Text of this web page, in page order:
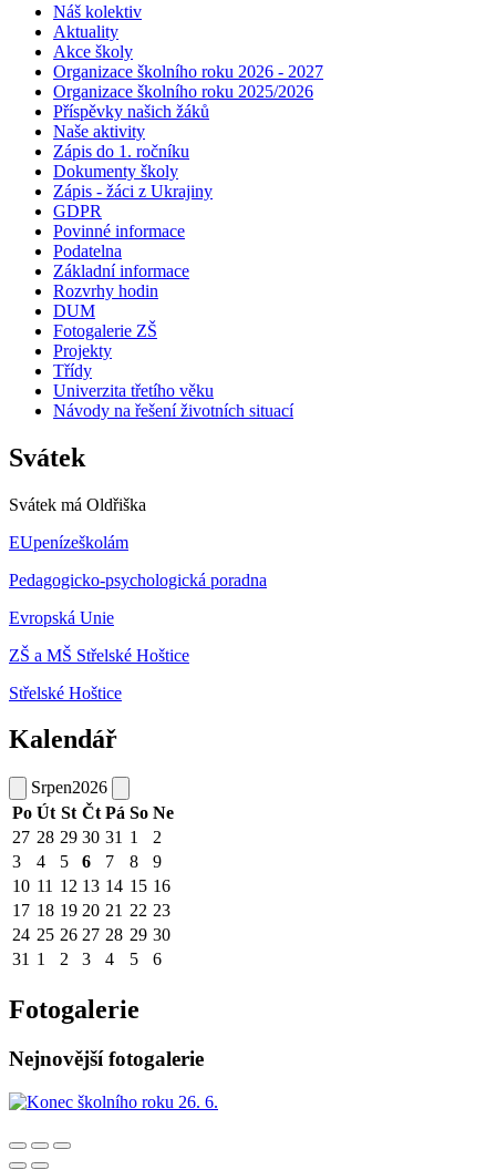
Náš kolektiv
Aktuality
Akce školy
Organizace školního roku 2026 - 2027
Organizace školního roku 2025/2026
Příspěvky našich žáků
Naše aktivity
Zápis do 1. ročníku
Dokumenty školy
Zápis - žáci z Ukrajiny
GDPR
Povinné informace
Podatelna
Základní informace
Rozvrhy hodin
DUM
Fotogalerie ZŠ
Projekty
Třídy
Univerzita třetího věku
Návody na řešení životních situací
Svátek
Svátek má Oldřiška
EUpenízeškolám
Pedagogicko-psychologická poradna
Evropská Unie
ZŠ a MŠ Střelské Hoštice
Střelské Hoštice
Kalendář
Srpen2026
Po Út St Čt Pá So Ne
27 28 29 30 31 1
2
3
4 5 6 7 8
9
10 11 12 13 14 15 16
17 18 19 20 21 22 23
24 25 26 27 28 29 30
31 1 2 3 4 5 6
Fotogalerie
Nejnovější fotogalerie